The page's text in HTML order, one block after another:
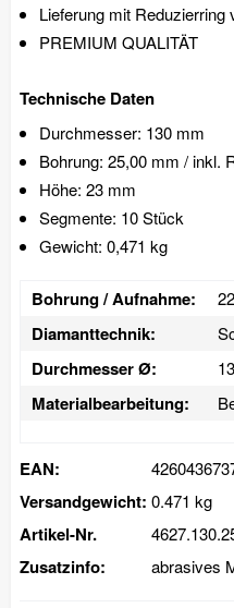
Lieferung mit
PREMIUM QUALITÄT
Technische Daten
Durchmesser: 130 mm
Bohrung: 25,00 mm / inkl.
Höhe: 23 mm
Segmente: 10 Stück
Gewicht: 0,471 kg
Bohrung / Aufnahme:
Diamanttechnik:
Durchmesser Ø:
Materialbearbeitung:
EAN:
Versandgewicht: 0.471 kg
Artikel-Nr.
Zusatzinfo: abrasives